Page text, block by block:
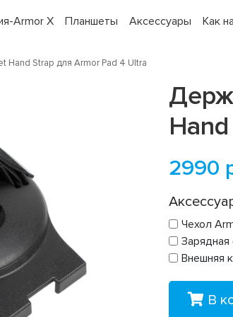
Ulefone
85990
Armor X
Ulefone
17590
Планшеты
Pro Ulefone
20790
Аксессуары
Защитный
Ulefone
Как
Hand Strap для Armor Pad 4 Ultra
2990
Чехол
Зарядная
Внешняя
В